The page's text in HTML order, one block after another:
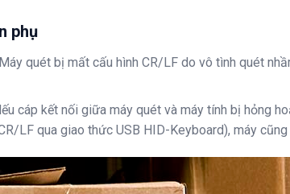
phụ
quét bị mất cấu hình CR/LF do vô tình quét
cáp kết nối giữa máy quét và máy tính bị hỏng
LF qua giao thức USB HID-Keyboard), máy